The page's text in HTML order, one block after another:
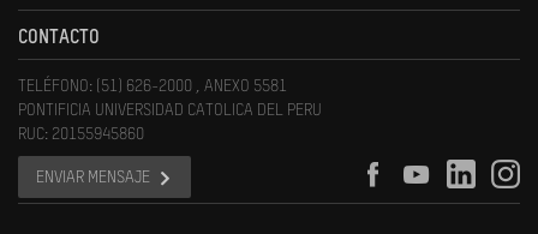
CONTACTO
TELÉFONO: (51) 626-2000 , ANEXO 5581
PONTIFICIA UNIVERSIDAD CATOLICA DEL PERU
RUC: 20155945860
ENVIAR MENSAJE